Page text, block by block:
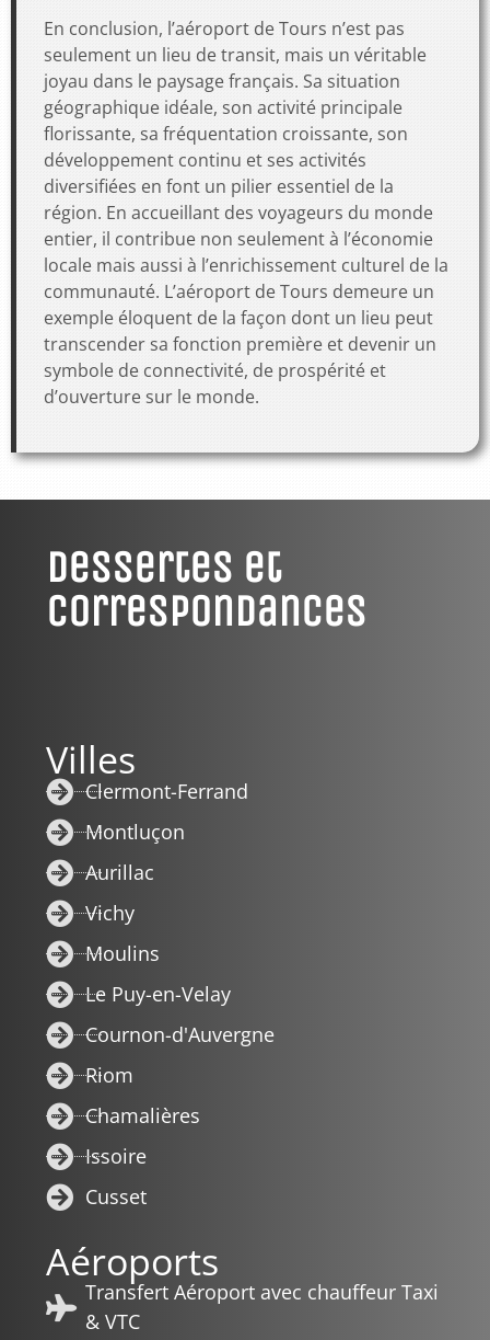
En conclusion, l’aéroport de Tours n’est pas
seulement un lieu de transit, mais un véritable
joyau dans le paysage français. Sa situation
géographique idéale, son activité principale
florissante, sa fréquentation croissante, son
développement continu et ses activités
diversifiées en font un pilier essentiel de la
région. En accueillant des voyageurs du monde
entier, il contribue non seulement à l’économie
locale mais aussi à l’enrichissement culturel de la
communauté. L’aéroport de Tours demeure un
exemple éloquent de la façon dont un lieu peut
transcender sa fonction première et devenir un
symbole de connectivité, de prospérité et
d’ouverture sur le monde.
Dessertes et
Correspondances
Villes
Clermont-Ferrand
Montluçon
Aurillac
Vichy
Moulins
Le Puy-en-Velay
Cournon-d'Auvergne
Riom
Chamalières
Issoire
Cusset
Aéroports
Transfert Aéroport avec chauffeur Taxi
& VTC